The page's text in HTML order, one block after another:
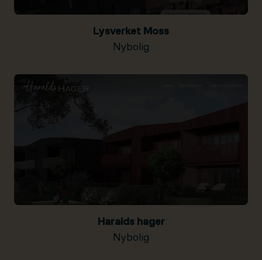
Lysverket Moss
Nybolig
Haralds hager
Nybolig